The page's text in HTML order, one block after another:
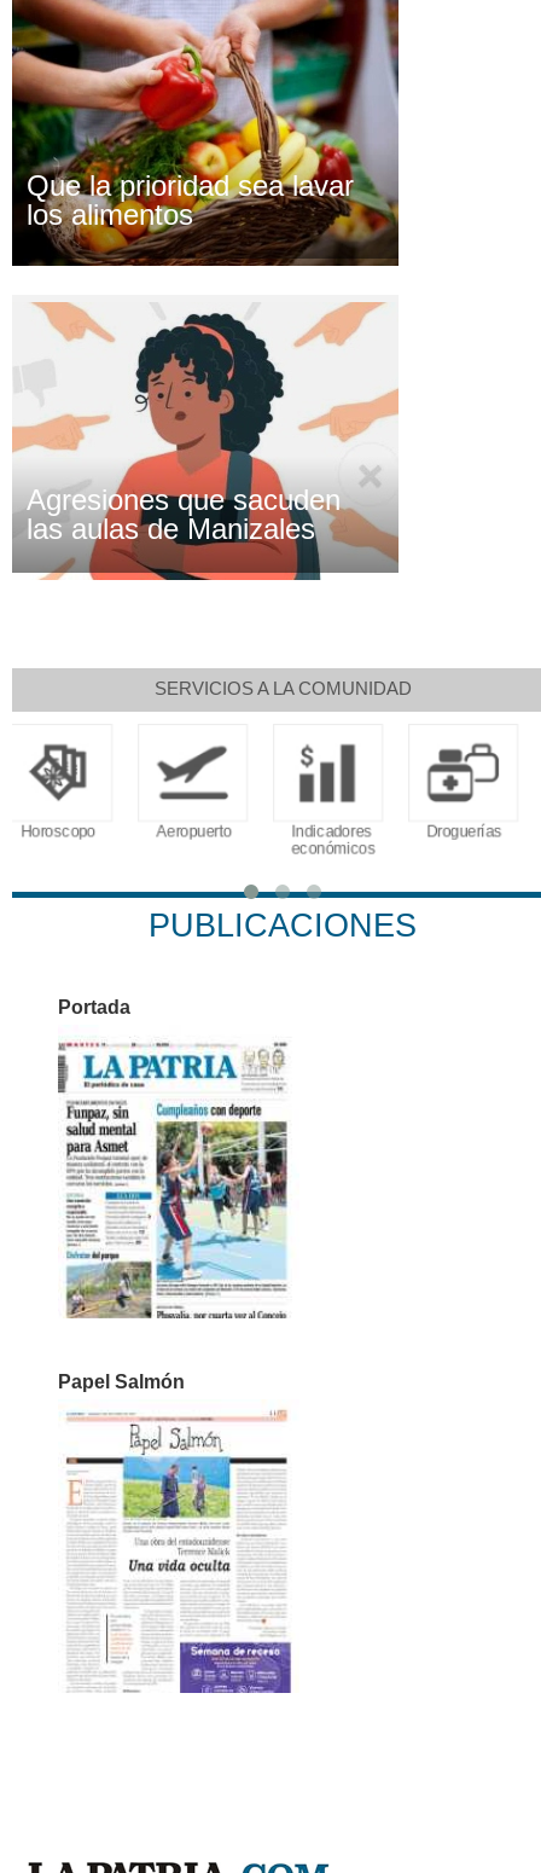
Que la prioridad sea lavar
los alimentos
Agresiones que sacuden
las aulas de Manizales
SERVICIOS A LA COMUNIDAD
Aeropuerto
Indicadores
Droguerías Notarías
PUBLICACIONES
Portada
Papel Salmón